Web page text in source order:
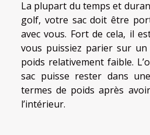
La plupart du temps et
golf, votre sac doit être
avec vous. Fort de cela, il
vous puissiez parier sur
poids relativement faible.
sac puisse rester dans
termes de poids après
l’intérieur.